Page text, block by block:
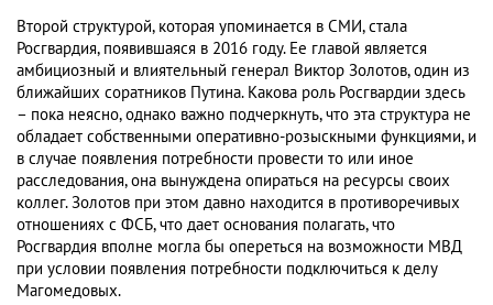
Второй структурой, которая упоминается в СМИ, стала
Росгвардия, появившаяся в 2016 году. Ее главой является
амбициозный и влиятельный генерал Виктор Золотов, один из
ближайших соратников Путина. Какова роль Росгвардии здесь
– пока неясно, однако важно подчеркнуть, что эта структура не
обладает собственными оперативно-розыскными функциями, и
в случае появления потребности провести то или иное
расследования, она вынуждена опираться на ресурсы своих
коллег. Золотов при этом давно находится в противоречивых
отношениях с ФСБ, что дает основания полагать, что
Росгвардия вполне могла бы опереться на возможности МВД
при условии появления потребности подключиться к делу
Магомедовых.